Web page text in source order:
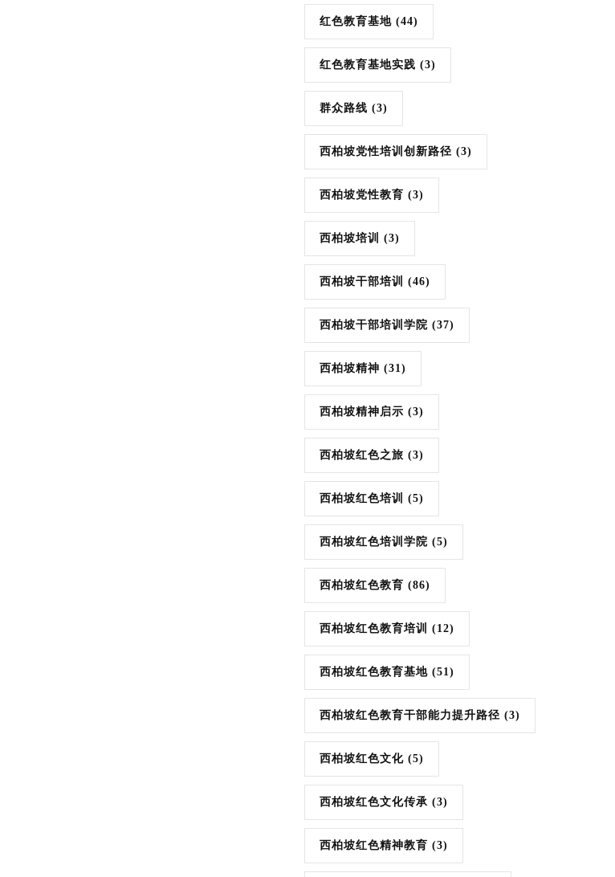
红色教育基地 (44)
红色教育基地实践 (3)
群众路线 (3)
西柏坡党性培训创新路径 (3)
西柏坡党性教育 (3)
西柏坡培训 (3)
西柏坡干部培训 (46)
西柏坡干部培训学院 (37)
西柏坡精神 (31)
西柏坡精神启示 (3)
西柏坡红色之旅 (3)
西柏坡红色培训 (5)
西柏坡红色培训学院 (5)
西柏坡红色教育 (86)
西柏坡红色教育培训 (12)
西柏坡红色教育基地 (51)
西柏坡红色教育干部能力提升路径 (3)
西柏坡红色文化 (5)
西柏坡红色文化传承 (3)
西柏坡红色精神教育 (3)